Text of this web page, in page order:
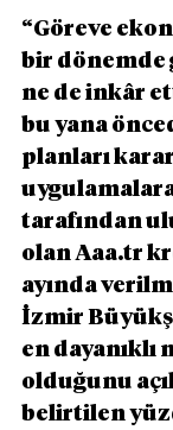
“Göreve
bir dönemde
ne de inkâr
bu yana
planları
tarafından
olan Aaa.tr
ayında
İzmir
en dayanıklı
olduğunu
belirtilen